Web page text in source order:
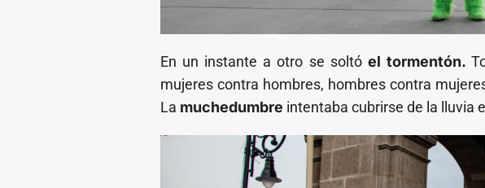
En un instante a otro se soltó el tormentón.
mujeres contra hombres, hombres contra
La muchedumbre intentaba cubrirse de la lluvia